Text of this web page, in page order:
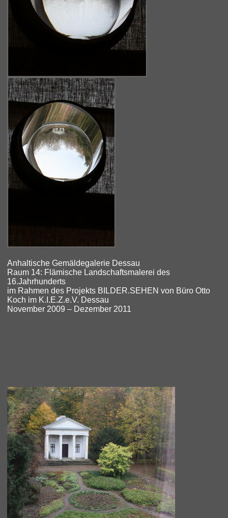
Anhaltische Gemäldegalerie Dessau
Raum 14: Flämische Landschaftsmalerei des
16.Jahrhunderts
im Rahmen des Projekts BILDER.SEHEN von Büro Otto
Koch im K.I.E.Z.e.V. Dessau
November 2009 – Dezember 2011